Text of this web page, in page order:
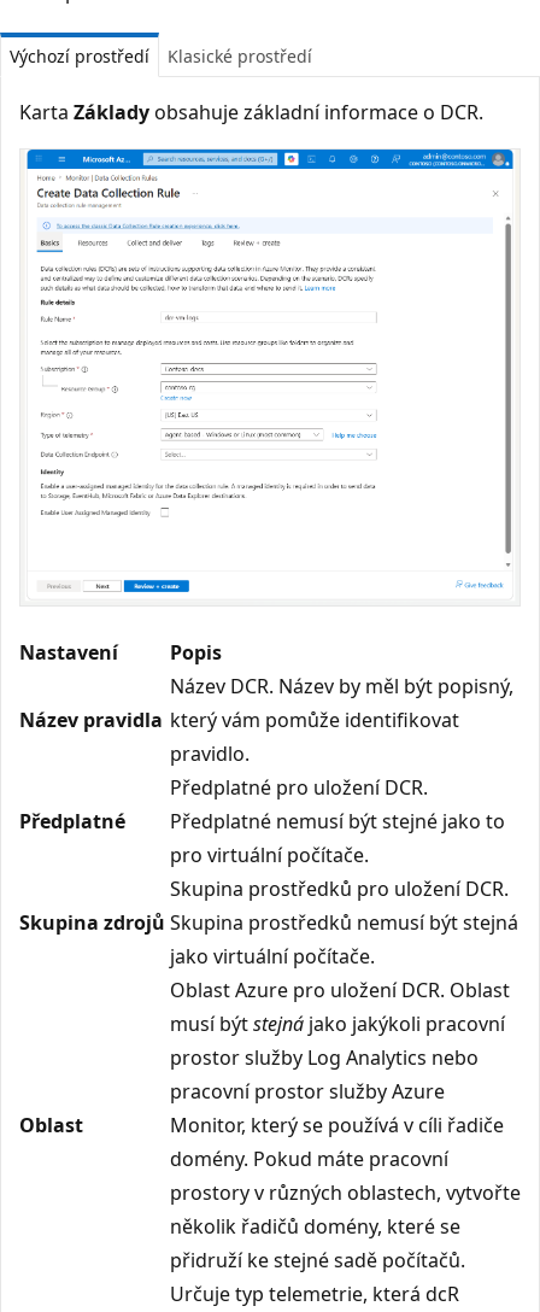
Výchozí prostředí Klasické prostředí
Karta Základyobsahuje základní informace o DCR.
Nastavení Popis
Název pravidla
Název DCR. Název by měl být popisný,
který vám pomůže identifikovat
pravidlo.
Předplatné
Předplatné pro uložení DCR.
Předplatné nemusí být stejné jako to
pro virtuální počítače.
Skupina zdrojů
Skupina prostředků pro uložení DCR.
Skupina prostředků nemusí být stejná
jako virtuální počítače.
Oblast
Oblast Azure pro uložení DCR. Oblast
musí býtstejná jako jakýkoli pracovní
prostor služby Log Analytics nebo
pracovní prostor služby Azure
Monitor, který se používá v cíli řadiče
domény. Pokud máte pracovní
prostory v různých oblastech, vytvořte
několik řadičů domény, které se
přidruží ke stejné sadě počítačů.
Určuje typ telemetrie, která dcR